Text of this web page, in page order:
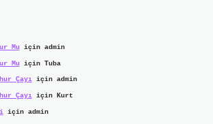
Muiçin admin
Muiçin Tuba
Çayıiçin admin
Çayıiçin Kurt
için admin